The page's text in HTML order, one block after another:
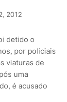
2012
detido o
por policiais
viaturas de
uma
é acusado